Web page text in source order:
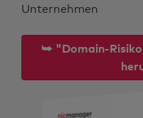
Unternehmen
⮩ "Domain-